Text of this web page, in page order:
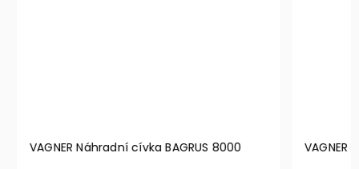
VAGNER Náhradní cívka BAGRUS 8000 VAGNER